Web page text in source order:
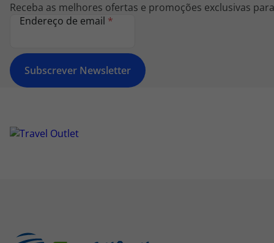
Receba as melhores ofertas e promoções exclusivas
Endereço de email *
Subscrever Newsletter